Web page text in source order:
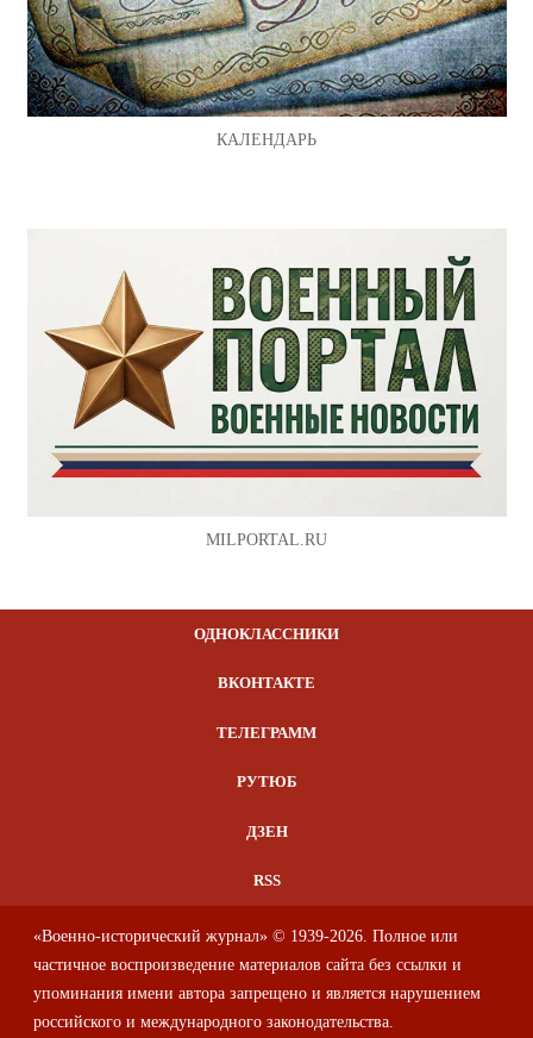
КАЛЕНДАРЬ
MILPORTAL.RU
ОДНОКЛАССНИКИ
ВКОНТАКТЕ
ТЕЛЕГРАММ
РУТЮБ
ДЗЕН
RSS
«Военно-исторический журнал» © 1939-2026. Полное или
частичное воспроизведение материалов сайта без ссылки и
упоминания имени автора запрещено и является нарушением
российского и международного законодательства.